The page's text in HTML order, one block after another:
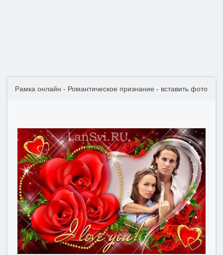
Рамка онлайн - Романтическое признание - вставить фото